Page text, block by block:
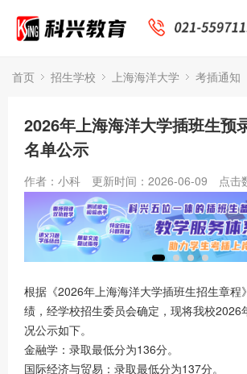
首页 招生学校 上海海洋大学 考插通知
2026年上海海洋大学插班生预
名单公示
作者：小科 更新时间：2026-06-09 点击
根据《2026年上海海洋大学插班生招生章程
绩，经学校招生委员会确定，现将我校2026
况公示如下。
金融学：录取最低分为136分。
国际经济与贸易：录取最低分为137分。